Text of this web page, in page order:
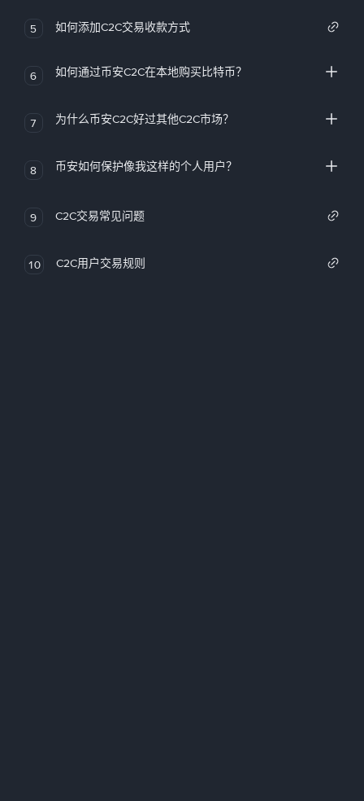
5 如何添加C2C交易收款方式
6 如何通过币安C2C在本地购买比特币？
7 为什么币安C2C好过其他C2C市场？
8 币安如何保护像我这样的个人用户？
9 C2C交易常见问题
10 C2C用户交易规则